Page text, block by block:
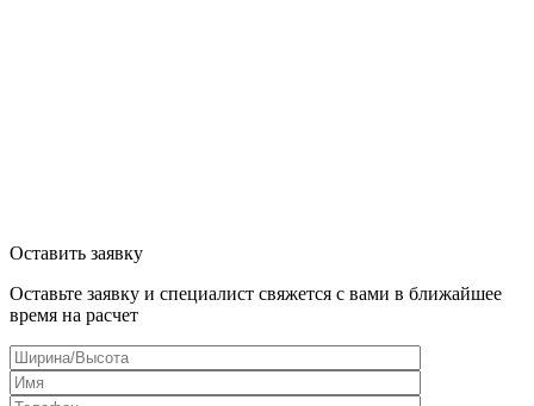
Оставить заявку
Оставьте заявку и специалист свяжется с вами в ближайшее
время на расчет